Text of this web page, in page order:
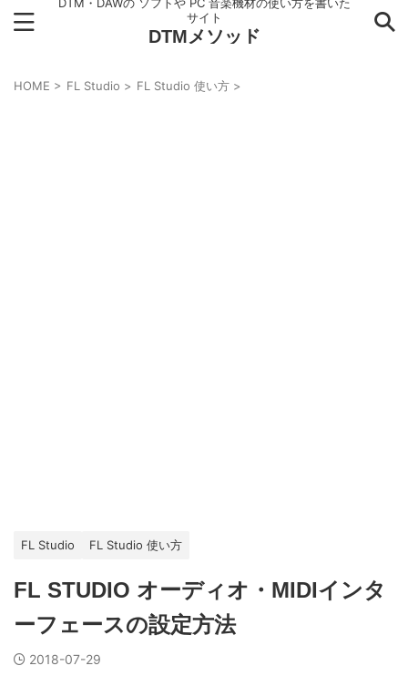
サイト
DTMメソッド
HOME > FL Studio > FL Studio 使い方 >
FL Studio FL Studio 使い方
FL STUDIO オーディオ・MIDIインタ
ーフェースの設定方法
2018-07-29